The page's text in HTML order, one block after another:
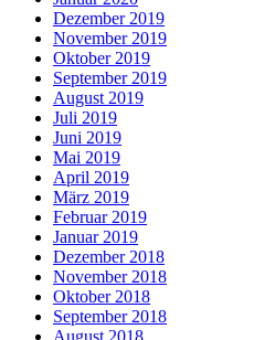
Dezember 2019
November 2019
Oktober 2019
September 2019
August 2019
Juli 2019
Juni 2019
Mai 2019
April 2019
März 2019
Februar 2019
Januar 2019
Dezember 2018
November 2018
Oktober 2018
September 2018
August 2018